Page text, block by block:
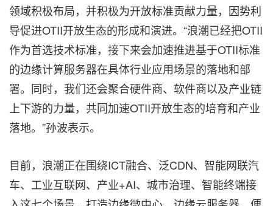
领域积极布局，并积极为开放标准贡献力量，因势利
导促进OTII开放生态的形成和演进。“浪潮已经把OTII
作为首选技术标准，接下来会加速推进基于OTII标准
的边缘计算服务器在具体行业应用场景的落地和部
署。同时，我们还会聚合硬件商、软件商以及产业链
上下游的力量，共同加速OTII开放生态的培育和产业
落地。”孙波表示。
目前，浪潮正在围绕ICT融合、泛CDN、智能网联汽
车、工业互联网、产业+AI、城市治理、智能终端接